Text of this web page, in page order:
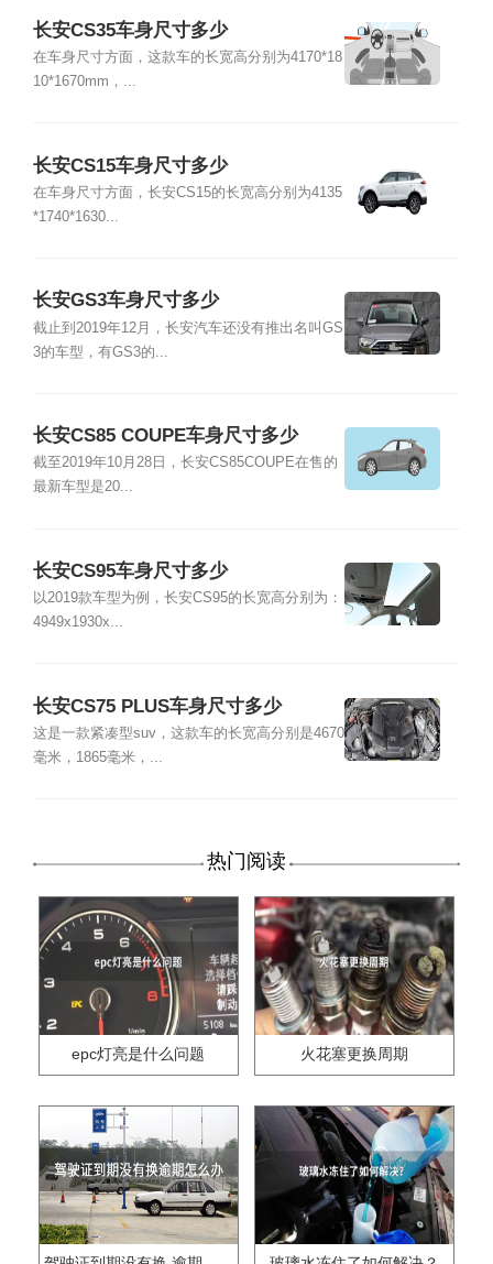
长安CS35车身尺寸多少
在车身尺寸方面，这款车的长宽高分别为4170*18
10*1670mm，...
长安CS15车身尺寸多少
在车身尺寸方面，长安CS15的长宽高分别为4135
*1740*1630...
长安GS3车身尺寸多少
截止到2019年12月，长安汽车还没有推出名叫GS
3的车型，有GS3的...
长安CS85 COUPE车身尺寸多少
截至2019年10月28日，长安CS85COUPE在售的
最新车型是20...
长安CS95车身尺寸多少
以2019款车型为例，长安CS95的长宽高分别为：
4949x1930x...
长安CS75 PLUS车身尺寸多少
这是一款紧凑型suv，这款车的长宽高分别是4670
毫米，1865毫米，...
热门阅读
epc灯亮是什么问题 火花塞更换周期